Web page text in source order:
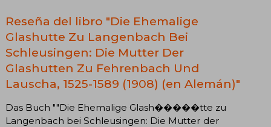
Reseña del libro "Die Ehemalige
Glashutte Zu Langenbach Bei
Schleusingen: Die Mutter Der
Glashutten Zu Fehrenbach Und
Lauscha, 1525-1589 (1908) (en Alemán)"
Das Buch ""Die Ehemalige Glash�����tte zu
Langenbach bei Schleusingen: Die Mutter der